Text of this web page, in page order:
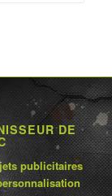
DE
publicitaires